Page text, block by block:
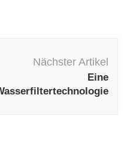
Nächster Artikel
Eine